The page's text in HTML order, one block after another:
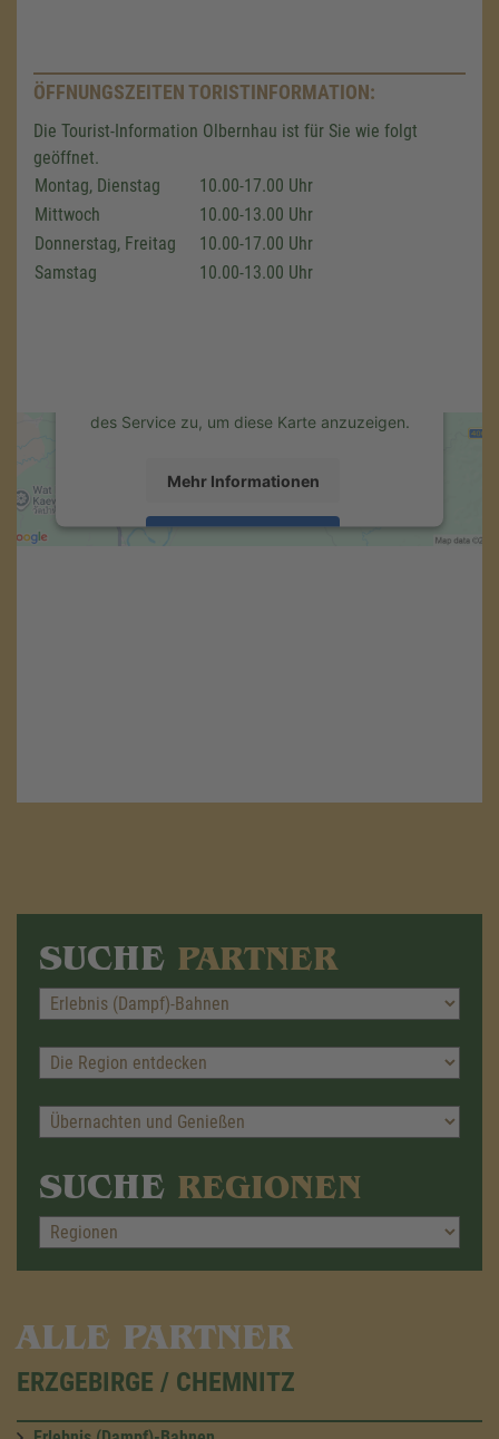
SUCHE PARTNER
SUCHE REGIONEN
ALLE PARTNER
ERZGEBIRGE / CHEMNITZ
ÖFFNUNGSZEITEN TORISTINFORMATION:
Die Tourist-Information Olbernhau ist für Sie wie folgt
geöffnet.
Montag, Dienstag
10.00-17.00 Uhr
Mittwoch
10.00-13.00 Uhr
Donnerstag, Freitag
10.00-17.00 Uhr
Samstag
10.00-13.00 Uhr
Wir benötigen Ihre Zustimmung,
um den Google Maps-Service zu
laden!
des Service zu, um diese Karte anzuzeigen.
Mehr Informationen